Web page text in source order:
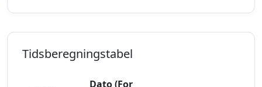
Tidsberegningstabel
Dato (For